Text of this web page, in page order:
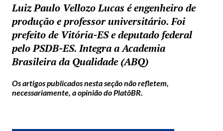
Luiz Paulo Vellozo Lucas é engenheiro de
produção e professor universitário. Foi
prefeito de Vitória-ES e deputado federal
pelo PSDB-ES. Integra a Academia
Brasileira da Qualidade (ABQ)
Os artigos publicados nesta seção não refletem,
necessariamente, a opinião do PlatôBR.